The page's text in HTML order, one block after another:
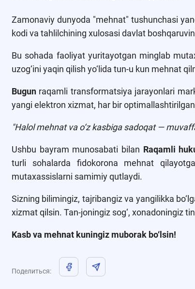
Zamonaviy dunyoda "mehnat" tushunchasi
kodi va tahlilchining xulosasi davlat
Bu sohada faoliyat yuritayotgan minglab
uzog‘ini yaqin qilish yo‘lida tun-u kun mehnat
Bugun raqamli transformatsiya jarayonlari
yangi elektron xizmat, har bir
"Halol mehnat va o‘z kasbiga sadoqat —
Ushbu bayram munosabati bilan Raqamli
turli sohalarda fidokorona mehnat
mutaxassislarni samimiy qutlaydi.
Sizning bilimingiz, tajribangiz va yangilikka
xizmat qilsin. Tan-joningiz sog‘, xonadoningiz
Kasb va mehnat kuningiz muborak bo‘lsin!
Поделиться: